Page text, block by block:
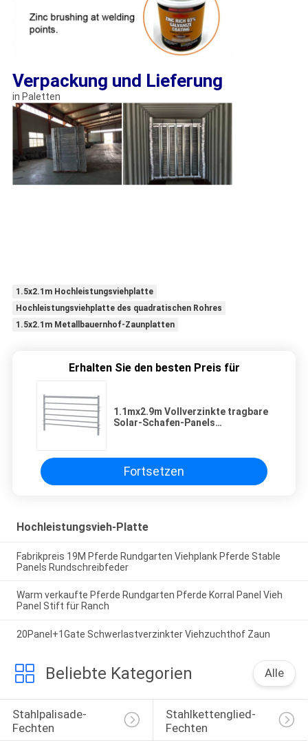
Verpackung und Lieferung
in Paletten
1.5x2.1m Hochleistungsviehplatte
Hochleistungsviehplatte des quadratischen Rohres
1.5x2.1m Metallbauernhof-Zaunplatten
Erhalten Sie den besten Preis für
1.1mx2.9m Vollverzinkte tragbare
Solar-Schafen-Panels
Fortsetzen
Hochleistungsvieh-Platte
Fabrikpreis 19M Pferde Rundgarten Viehplank Pferde Stable
Panels Rundschreibfeder
Warm verkaufte Pferde Rundgarten Pferde Korral Panel Vieh
Panel Stift für Ranch
20Panel+1Gate Schwerlastverzinkter Viehzuchthof Zaun
Beliebte Kategorien Alle
Stahlpalisade-
Fechten
Stahlkettenglied-
Fechten